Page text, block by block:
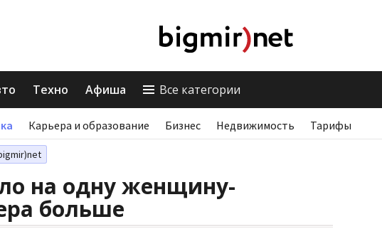
Техно Афиша Все категории
Карьера и образование Бизнес Недвижимость Тарифы
на одну женщину-
больше